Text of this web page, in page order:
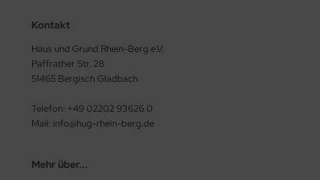
Kontakt
Haus und Grund Rhein-Berg e.V.
Paffrather Str. 28
51465 Bergisch Gladbach
Telefon: +49 02202 93626 0
Mail: info@hug-rhein-berg.de
Mehr über...